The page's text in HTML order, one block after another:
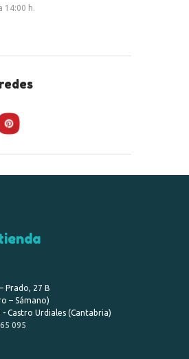
14:00 h.
Prado, 27 B
– Sámano)
- Castro Urdiales (Cantabria)
095